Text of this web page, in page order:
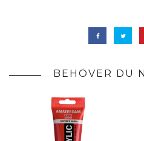
BEHÖVER DU